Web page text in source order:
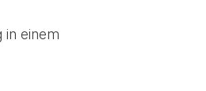
in einem